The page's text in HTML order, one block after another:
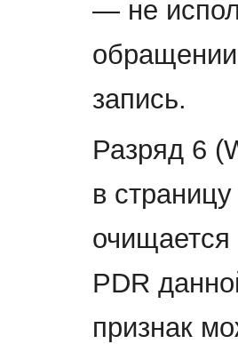
— не
запись.
Разряд 6
в
очищается
PDR
признак